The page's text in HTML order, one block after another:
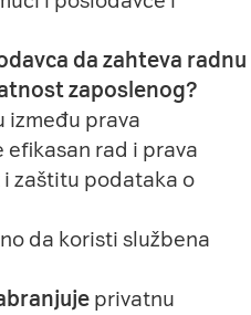
da zahteva radnu
zaposlenog?
između prava
rad i prava
zaštitu podataka o
da koristi službena
privatnu